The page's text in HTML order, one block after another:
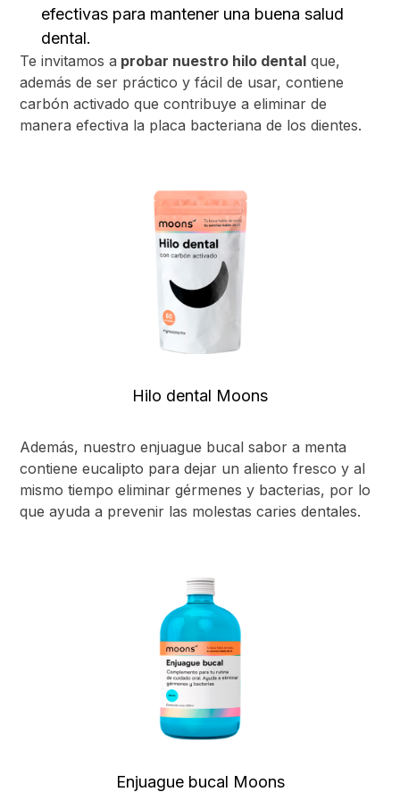
efectivas para mantener una buena salud
dental.
Te invitamos a probar nuestro hilo dental que,
además de ser práctico y fácil de usar, contiene
carbón activado que contribuye a eliminar de
manera efectiva la placa bacteriana de los dientes.
Hilo dental Moons
Además, nuestro enjuague bucal sabor a menta
contiene eucalipto para dejar un aliento fresco y al
mismo tiempo eliminar gérmenes y bacterias, por lo
que ayuda a prevenir las molestas caries dentales.
Enjuague bucal Moons